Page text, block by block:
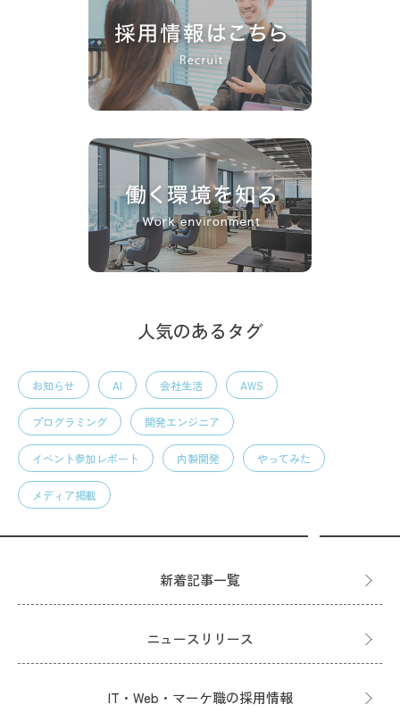
人気のあるタグ
お知らせ AI 会社生活 AWS
プログラミング 開発エンジニア
イベント参加レポート 内製開発 やってみた
メディア掲載
新着記事一覧
ニュースリリース
IT・Web・マーケ職の採用情報